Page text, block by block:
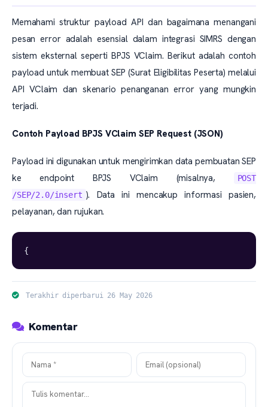
Memahami struktur payload API dan bagaimana menangani
pesan error adalah esensial dalam integrasi SIMRS dengan
sistem eksternal seperti BPJS VClaim. Berikut adalah contoh
payload untuk membuat SEP (Surat Eligibilitas Peserta) melalui
API VClaim dan skenario penanganan error yang mungkin
terjadi.
Contoh Payload BPJS VClaim SEP Request (JSON)
Payload ini digunakan untuk mengirimkan data pembuatan SEP
ke endpoint BPJS VClaim (misalnya,
POST
/SEP/2.0/insert ). Data ini mencakup informasi pasien,
pelayanan, dan rujukan.
{
Terakhir diperbarui 26 May 2026
Komentar